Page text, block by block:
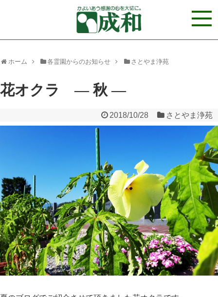
ホーム 各霊園からのお知らせ さとやま浄苑
花オクラ ― 秋 ―
2018/10/28 さとやま浄苑